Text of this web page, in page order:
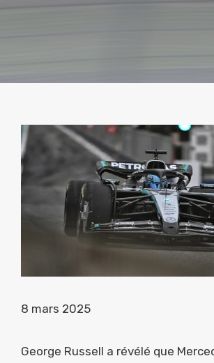
8 mars 2025
George Russell a révélé que